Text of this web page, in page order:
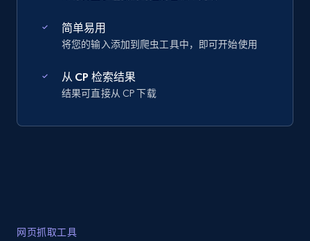
简单易用
将您的输入添加到爬虫工具中，即可开始使用
从 CP 检索结果
结果可直接从 CP 下载
网页抓取工具